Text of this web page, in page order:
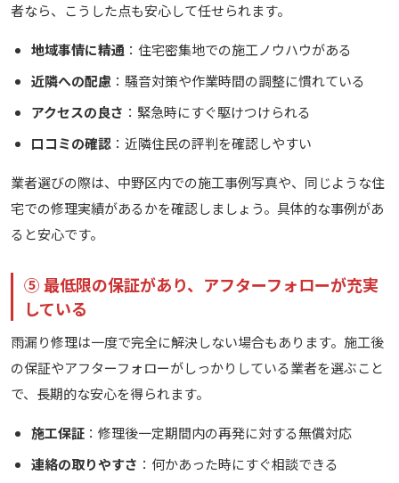
者なら、こうした点も安心して任せられます。
地域事情に精通：住宅密集地での施工ノウハウがある
近隣への配慮 ：騒音対策や作業時間の調整に慣れている
アクセスの良さ ：緊急時にすぐ駆けつけられる
口コミの確認：近隣住民の評判を確認しやすい
業者選びの際は、中野区内での施工事例写真や、同じような住
宅での修理実績があるかを確認しましょう。具体的な事例があ
ると安心です。
⑤ 最低限の保証があり、アフターフォローが充実
している
雨漏り修理は一度で完全に解決しない場合もあります。施工後
の保証やアフターフォローがしっかりしている業者を選ぶこと
で、長期的な安心を得られます。
施工保証：修理後一定期間内の再発に対する無償対応
連絡の取りやすさ ：何かあった時にすぐ相談できる